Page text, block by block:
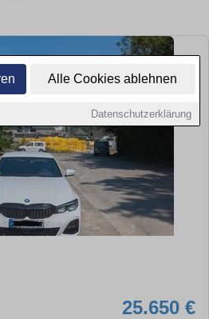
Alle Cookies ablehnen
Datenschutzerklärung
25.650 €